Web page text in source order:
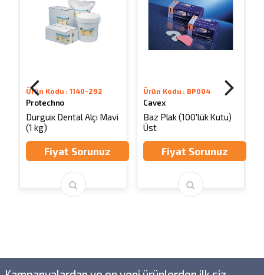
Ürün Kodu : 1140-292
Protechno
Durguix Dental Alçı Mavi
(1 kg)
Fiyat Sorunuz
Ürün Kodu : BP004
Cavex
Baz Plak (100'lük Kutu)
Üst
Fiyat Sorunuz